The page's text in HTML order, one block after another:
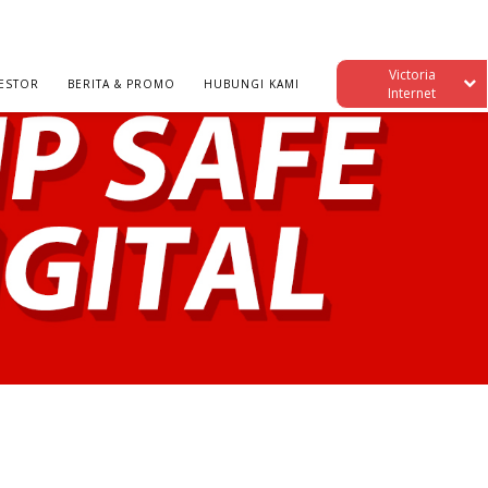
BERITA & PROMO HUBUNGI KAMI
Victoria
Internet